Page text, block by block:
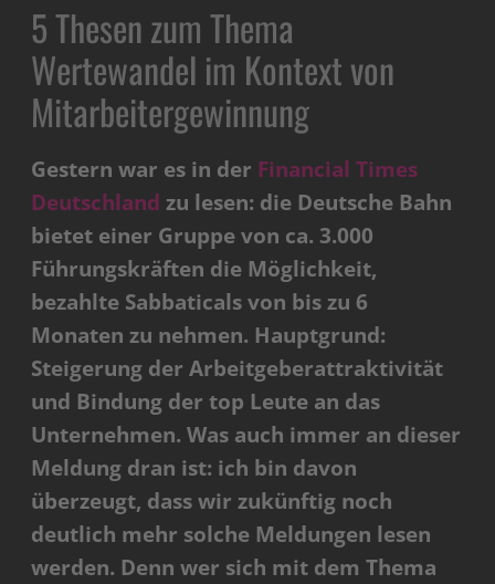
5 Thesen zum Thema
Wertewandel im Kontext von
Mitarbeitergewinnung
Gestern war es in der Financial Times
Deutschland zu lesen: die Deutsche Bahn
bietet einer Gruppe von ca. 3.000
Führungskräften die Möglichkeit,
bezahlte Sabbaticals von bis zu 6
Monaten zu nehmen. Hauptgrund:
Steigerung der Arbeitgeberattraktivität
und Bindung der top Leute an das
Unternehmen. Was auch immer an dieser
Meldung dran ist: ich bin davon
überzeugt, dass wir zukünftig noch
deutlich mehr solche Meldungen lesen
werden. Denn wer sich mit dem Thema